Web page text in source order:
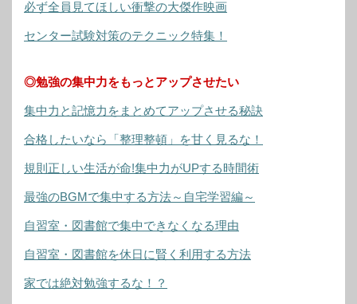
必ず全員見てほしい衝撃の大傑作映画
センター試験対策のテクニック特集！
◎勉強の集中力をもっとアップさせたい
集中力と記憶力をまとめてアップさせる秘訣
合格したいなら「整理整頓」を甘く見るな！
規則正しい生活が命!集中力がUPする時間術
最強のBGMで集中する方法～自宅学習編～
自習室・図書館で集中できなくなる理由
自習室・図書館を休日に賢く利用する方法
家では絶対勉強するな！？